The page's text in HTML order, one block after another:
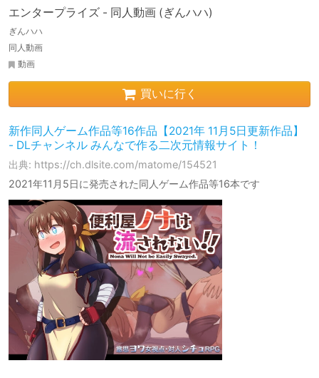
エンタープライズ - 同人動画 (ぎんハハ)
ぎんハハ
同人動画
動画
買いに行く
新作同人ゲーム作品等16作品【2021年 11月5日更新作品】
- DLチャンネル みんなで作る二次元情報サイト！
出典: https://ch.dlsite.com/matome/154521
2021年11月5日に発売された同人ゲーム作品等16本です